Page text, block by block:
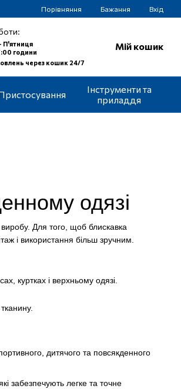
Порівняння Бажання Вхід
П'ятниця
години
через кошик 24/7
Мій кошик
Інструменти та
приладдя
одязі
виробу. Для того, щоб блискавка
і використання більш зручним.
куртках і верхньому одязі.
дитячого та повсякденного
забезпечують легке та точне